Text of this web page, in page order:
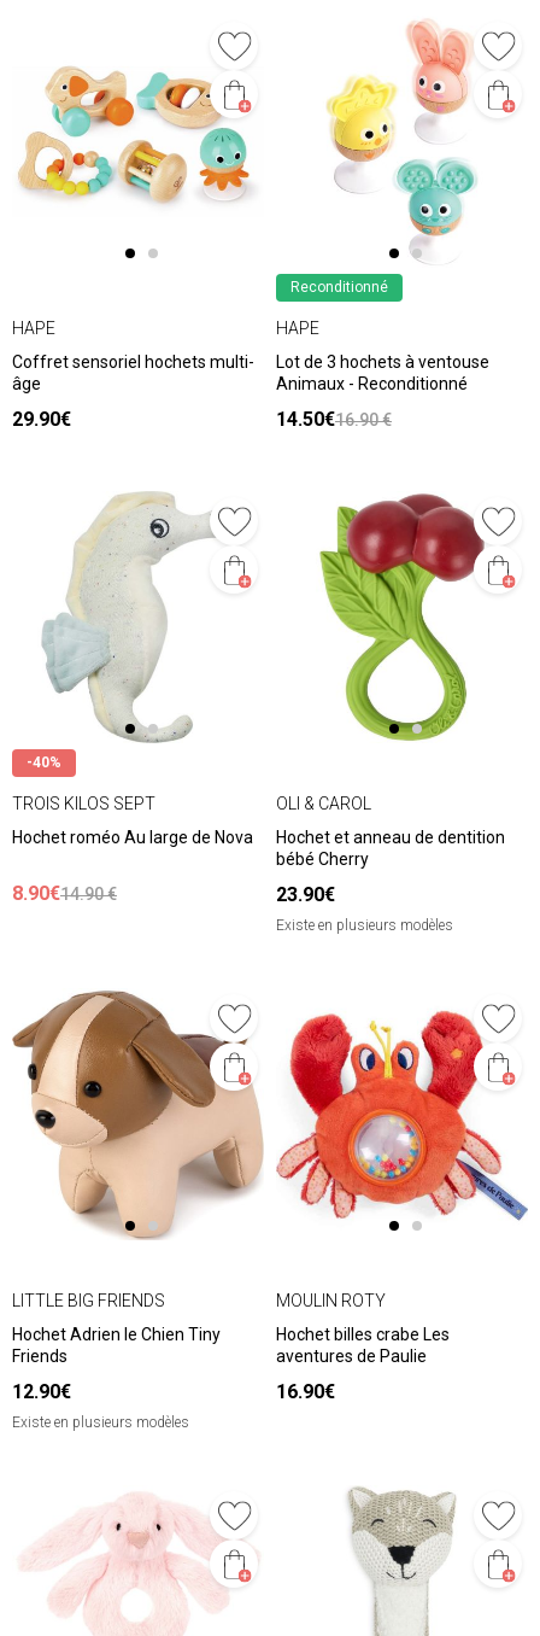
HAPE
Coffret sensoriel hochets multi-
âge
29.90€
Reconditionné
HAPE
Lot de 3 hochets à ventouse
Animaux - Reconditionné
14.50€16.90 €
-40%
TROIS KILOS SEPT
Hochet roméo Au large de Nova
8.90€14.90 €
OLI & CAROL
Hochet et anneau de dentition
bébé Cherry
23.90€
Existe en plusieurs modèles
LITTLE BIG FRIENDS
Hochet Adrien le Chien Tiny
Friends
12.90€
Existe en plusieurs modèles
MOULIN ROTY
Hochet billes crabe Les
aventures de Paulie
16.90€